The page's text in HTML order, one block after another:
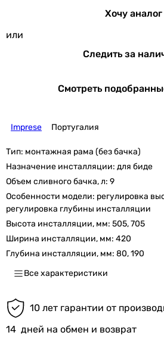
Хочу аналог
или
Следить за
Смотреть
Imprese Португалия
Тип: монтажная рама (без бачка)
Назначение инсталляции: для биде
Объем сливного бачка, л: 9
Особенности модели: регулировка
регулировка глубины инсталляции
Высота инсталляции, мм: 505, 705
Ширина инсталляции, мм: 420
Глубина инсталляции, мм: 80, 190
Все характеристики
10 лет гарантии от
14 дней на обмен и возврат